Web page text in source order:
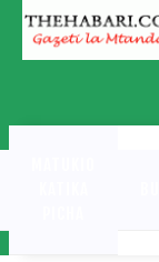
Skip
content